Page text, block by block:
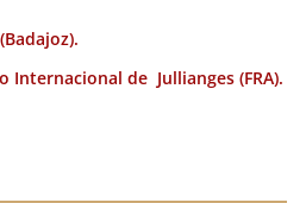
Internacional de Jullianges (FRA).